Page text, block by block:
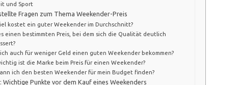
und Sport
Fragen zum Thema Weekender-Preis
kostet ein guter Weekender im Durchschnitt?
einen bestimmten Preis, bei dem sich die Qualität deutlich
auch für weniger Geld einen guten Weekender bekommen?
ist die Marke beim Preis für einen Weekender?
ich den besten Weekender für mein Budget finden?
Wichtige Punkte vor dem Kauf eines Weekenders